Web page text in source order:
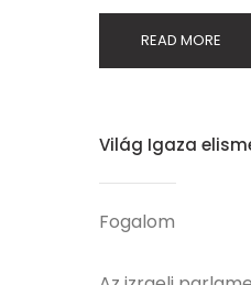
READ MORE
Világ Igaza
Fogalom